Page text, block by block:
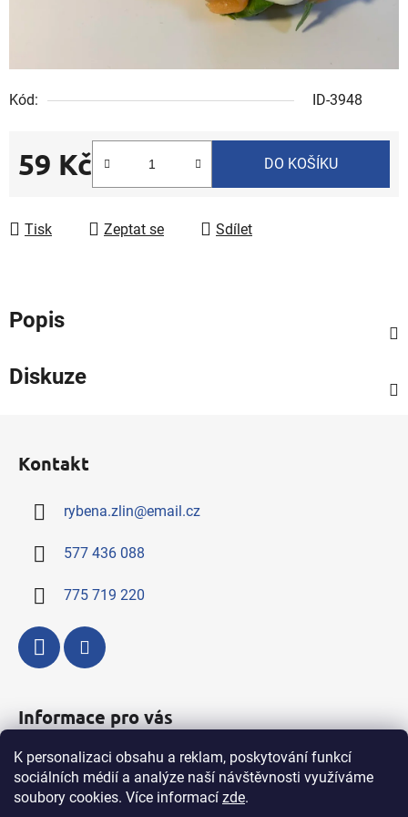
K personalizaci obsahu a reklam, poskytování funkcí
sociálních médií a analýze naší návštěvnosti využíváme
soubory cookies. Více informací zde.
Kód: ID-3948
59 Kč
Měrná cena:
DO KOŠÍKU
Tisk Zeptat se Sdílet
Popis
Diskuze
Kontakt
rybena.zlin@email.cz
577 436 088
775 719 220
Informace pro vás
Kompletní nabídka výrobků a služeb
Obchodní podmínky